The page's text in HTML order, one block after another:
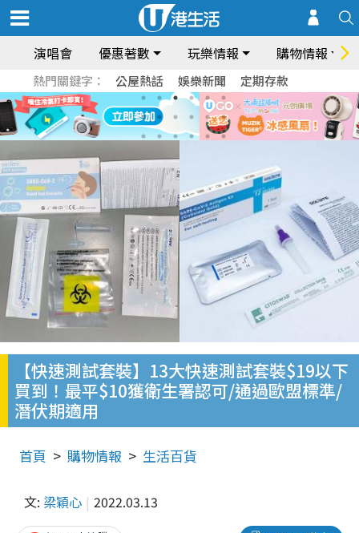
演唱會 優惠著數 玩樂情報 購物情報
熱門關鍵字： 公屋熱話 娛樂新聞 定期存款
【快速測試套裝】13大快速測試套裝$19以下
買到！最平$10獲衛生署認可/通過歐盟標準/
潛伏期適用
首頁 購物情報 生活百貨
文: 梁穎心 2022.03.13